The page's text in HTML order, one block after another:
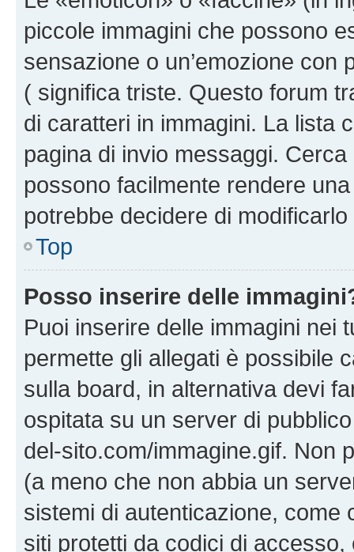
piccole immagini che possono
sensazione o un’emozione
( significa triste. Questo forum
di caratteri in immagini. La lista
pagina di invio messaggi.
possono facilmente rendere
potrebbe decidere di
Top
Posso inserire delle
Puoi inserire delle immagini nei
permette gli allegati è possibile
sulla board, in alternativa devi
ospitata su un server di
del-sito.com/immagine.gif. Non
(a meno che non abbia un
sistemi di autenticazione, come
siti protetti da codici di